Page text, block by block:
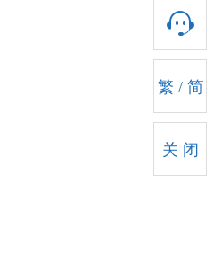
繁 / 简
关 闭